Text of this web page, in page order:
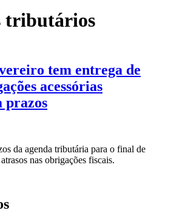
tributários
tem entrega de
acessórias
prazos
da agenda tributária para o final de
nas obrigações fiscais.